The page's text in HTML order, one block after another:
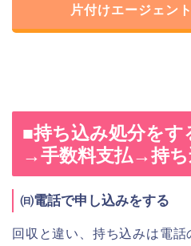
片付けエージェン
■持ち込み処分をす
→手数料支払→持ち
㈰電話で申し込みをする
回収と違い、持ち込みは電話